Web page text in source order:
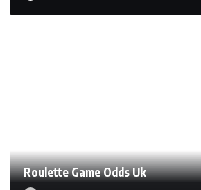
Roulette Game Odds Uk